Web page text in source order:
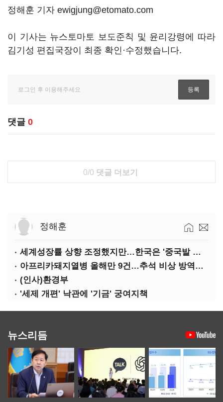
정해훈 기자 ewigjung@etomato.com
이 기사는 뉴스토마토 보도준칙 및 윤리강령에 따라
김기성 편집국장이 최종 확인·수정했습니다.
댓글 0
0/0 댓글 더보기
정해훈
세계성장률 상향 조정했지만…한국은 '중국발 살얼음판'
아프리카돼지열병 올해만 9건…추석 비상 방역에 '총력'
(인사)환경부
'세제 개편' 낙관에 '기금' 궁여지책
뉴스리듬